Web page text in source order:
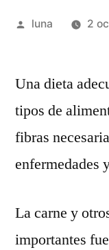
Publicado
luna 2
Una dieta
tipos de
fibras
enfermedades
La carne y
importantes